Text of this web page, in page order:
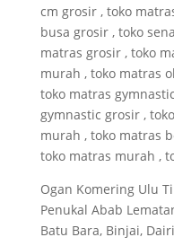
cm grosir , toko
busa grosir , toko
matras grosir , toko
murah , toko matras
toko matras
gymnastic grosir ,
murah , toko matras
toko matras murah ,
Ogan Komering Ulu
Penukal Abab
Batu Bara, Binjai,